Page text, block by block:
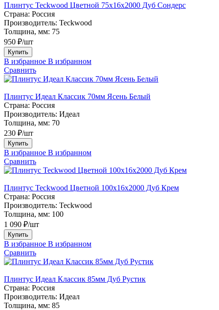
Плинтус Teckwood Цветной 75х16х2000 Дуб Сондерс
Страна: Россия
Производитель: Teckwood
Толщина, мм: 75
950 ₽/шт
Купить
В избранное В избранном
Сравнить
Плинтус Идеал Классик 70мм Ясень Белый
Страна: Россия
Производитель: Идеал
Толщина, мм: 70
230 ₽/шт
Купить
В избранное В избранном
Сравнить
Плинтус Teckwood Цветной 100x16х2000 Дуб Крем
Страна: Россия
Производитель: Teckwood
Толщина, мм: 100
1 090 ₽/шт
Купить
В избранное В избранном
Сравнить
Плинтус Идеал Классик 85мм Дуб Рустик
Страна: Россия
Производитель: Идеал
Толщина, мм: 85